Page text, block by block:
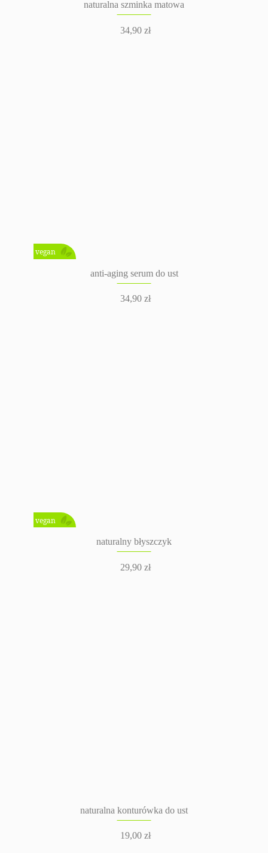
naturalna szminka matowa
34,90 zł
vegan
anti-aging serum do ust
34,90 zł
vegan
naturalny błyszczyk
29,90 zł
naturalna konturówka do ust
19,00 zł